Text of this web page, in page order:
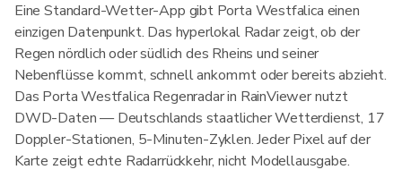
Eine Standard-Wetter-App gibt Porta Westfalica einen
einzigen Datenpunkt. Das hyperlokal Radar zeigt, ob der
Regen nördlich oder südlich des Rheins und seiner
Nebenflüsse kommt, schnell ankommt oder bereits abzieht.
Das Porta Westfalica Regenradar in RainViewer nutzt
DWD-Daten — Deutschlands staatlicher Wetterdienst, 17
Doppler-Stationen, 5-Minuten-Zyklen. Jeder Pixel auf der
Karte zeigt echte Radarrückkehr, nicht Modellausgabe.